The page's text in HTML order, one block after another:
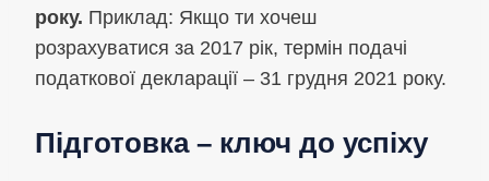
року. Приклад: Якщо ти хочеш
розрахуватися за 2017 рік, термін подачі
податкової декларації – 31 грудня 2021 року.
Підготовка – ключ до успіху